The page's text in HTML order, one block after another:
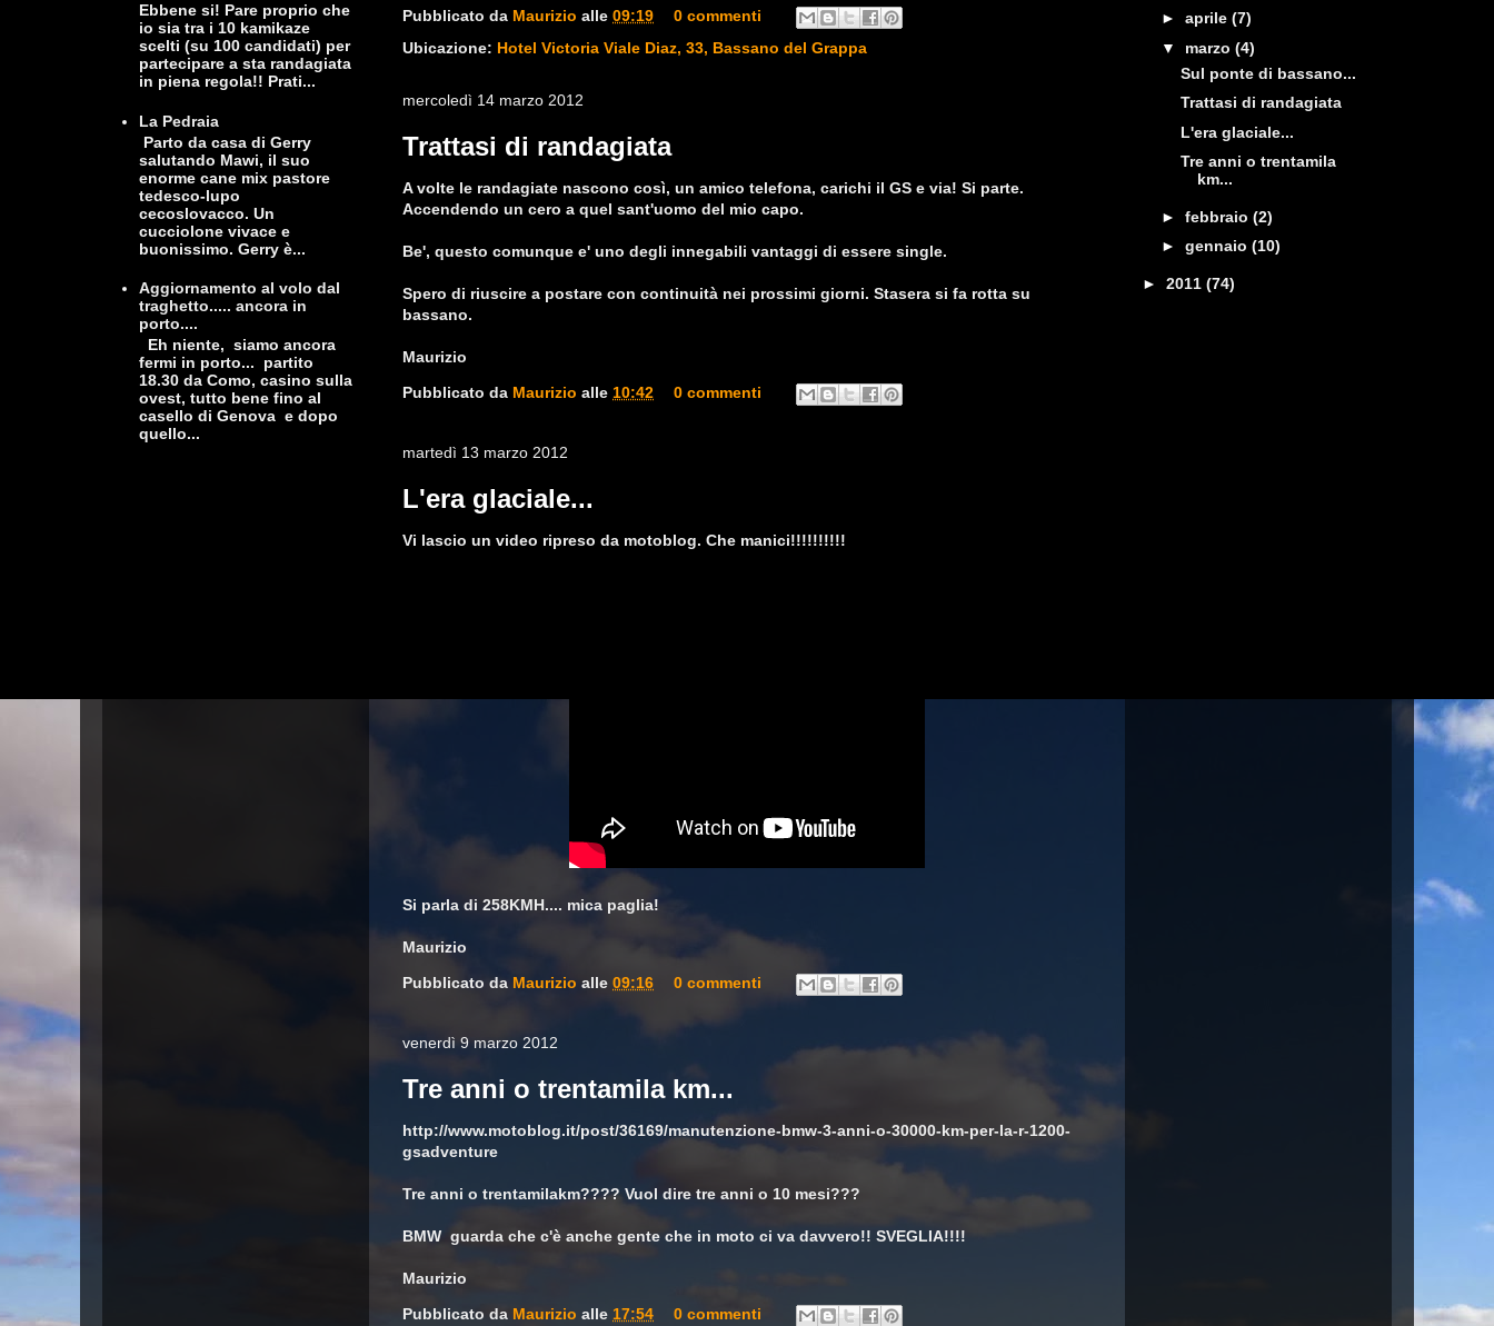
Pubblicato da Maurizio alle 09:19
0 commenti
Ubicazione: Hotel Victoria Viale Diaz, 33, Bassano del Grappa
mercoledì 14 marzo 2012
Trattasi di randagiata
A volte le randagiate nascono così, un amico telefona, carichi il GS e via! Si parte.
Accendendo un cero a quel sant'uomo del mio capo.
Be', questo comunque e' uno degli innegabili vantaggi di essere single.
Spero di riuscire a postare con continuità nei prossimi giorni. Stasera si fa rotta su
bassano.
Maurizio
Pubblicato da Maurizio alle 10:42 0 commenti
martedì 13 marzo 2012
L'era glaciale...
Vi lascio un video ripreso da motoblog. Che manici!!!!!!!!!!
Si parla di 258KMH.... mica paglia!
Maurizio
Pubblicato da Maurizio alle 09:16 0 commenti
venerdì 9 marzo 2012
Tre anni o trentamila km...
http://www.motoblog.it/post/36169/manutenzione-bmw-3-anni-o-30000-km-per-la-r-1200-
gsadventure
Tre anni o trentamilakm???? Vuol dire tre anni o 10 mesi???
BMW guarda che c'è anche gente che in moto ci va davvero!! SVEGLIA!!!!
Maurizio
Pubblicato da Maurizio alle 17:54 0 commenti
Ebbene si! Pare proprio che
io sia tra i 10 kamikaze
scelti (su 100 candidati) per
partecipare a sta randagiata
in piena regola!! Prati...
La Pedraia
Parto da casa di Gerry
salutando Mawi, il suo
enorme cane mix pastore
tedesco-lupo
cecoslovacco. Un
cucciolone vivace e
buonissimo. Gerry è...
Aggiornamento al volo dal
traghetto..... ancora in
porto....
Eh niente, siamo ancora
fermi in porto... partito
18.30 da Como, casino sulla
ovest, tutto bene fino al
casello di Genova e dopo
quello...
► aprile (7)
▼ marzo (4)
Sul ponte di bassano...
Trattasi di randagiata
L'era glaciale...
Tre anni o trentamila
km...
► febbraio (2)
► gennaio (10)
► 2011 (74)